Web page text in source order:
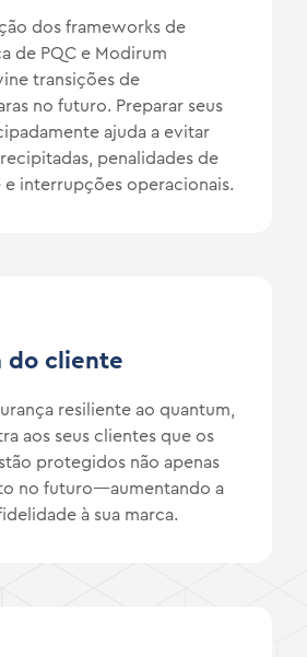
dos frameworks de
de PQC e Modirum
transições de
no futuro. Preparar seus
ajuda a evitar
penalidades de
interrupções operacionais.
do cliente
resiliente ao quantum,
aos seus clientes que os
protegidos não apenas
no futuro—aumentando a
à sua marca.